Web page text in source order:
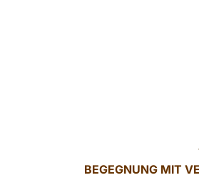
BEGEGNUNG MIT